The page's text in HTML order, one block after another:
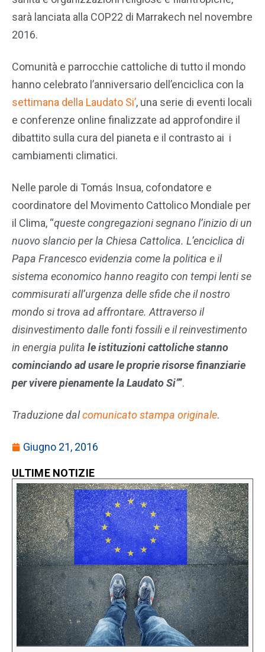
sarà lanciata alla COP22 di Marrakech nel novembre
2016.
Comunità e parrocchie cattoliche di tutto il mondo
hanno celebrato l’anniversario dell’enciclica con la
settimana della Laudato Si’, una serie di eventi locali
e conferenze online finalizzate ad approfondire il
dibattito sulla cura del pianeta e il contrasto ai i
cambiamenti climatici.
Nelle parole di Tomás Insua, cofondatore e
coordinatore del Movimento Cattolico Mondiale per
il Clima, “queste congregazioni segnano l’inizio di un
nuovo slancio per la Chiesa Cattolica. L’enciclica di
Papa Francesco evidenzia come la politica e il
sistema economico hanno reagito con tempi lenti se
commisurati all’urgenza delle sfide che il nostro
mondo si trova ad affrontare. Attraverso il
disinvestimento dalle fonti fossili e il reinvestimento
in energia pulita le istituzioni cattoliche stanno
cominciando ad usare le proprie risorse finanziarie
per vivere pienamente la Laudato Si’”.
Traduzione dalcomunicato stampa originale.
Giugno 21, 2016
ULTIME NOTIZIE